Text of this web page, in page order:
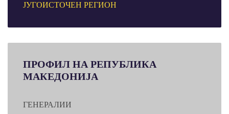
ЈУГОИСТОЧЕН РЕГИОН
ПРОФИЛ НА РЕПУБЛИКА
МАКЕДОНИЈА
ГЕНЕРАЛИИ